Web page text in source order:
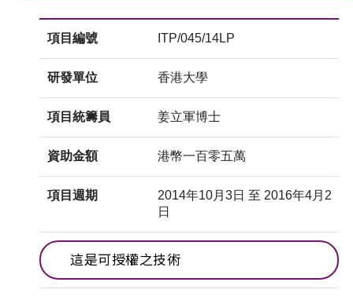
項目編號 ITP/045/14LP
研發單位 香港大學
項目統籌員 姜立軍博士
資助金額 港幣一百零五萬
項目週期
2014年10月3日 至 2016年4月2
日
這是可授權之技術